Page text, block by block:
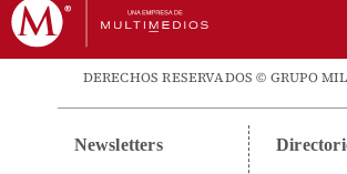
DERECHOS RESERVADOS © GRUPO
Newsletters